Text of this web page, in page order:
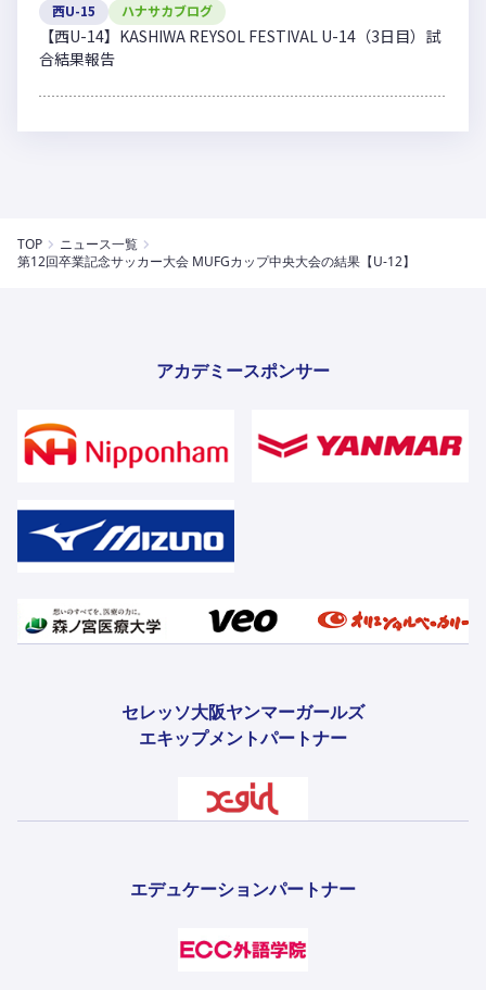
西U-15 ハナサカブログ
【西U-14】KASHIWA REYSOL FESTIVAL U-14（3日目）試
合結果報告
TOP
ニュース一覧
第12回卒業記念サッカー大会 MUFGカップ中央大会の結果【U-12】
アカデミースポンサー
セレッソ大阪ヤンマーガールズ
エキップメントパートナー
エデュケーションパートナー